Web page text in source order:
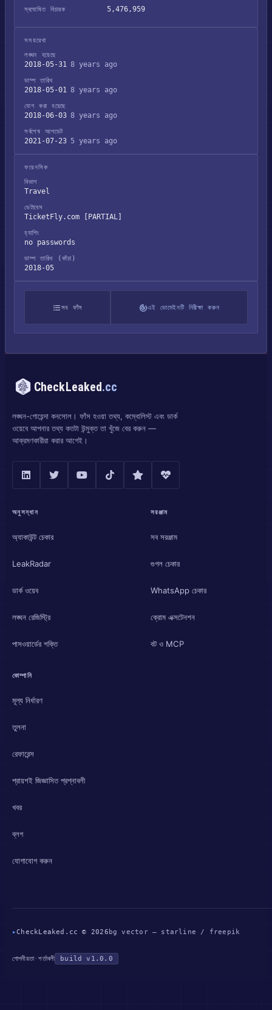
স্বঘোষিত বিচারক 5,476,959
সময়রেখা
লঙ্ঘন হয়েছে
2018-05-31 8 years ago
ডাম্প তারিখ
2018-05-01 8 years ago
যোগ করা হয়েছে
2018-06-03 8 years ago
সর্বশেষ আপডেট
2021-07-23 5 years ago
ফরেনসিক
বিভাগ
Travel
ডেটাবেস
TicketFly.com [PARTIAL]
হ্যাশিং
no passwords
ডাম্প তারিখ (কাঁচা)
2018-05
সব ফাঁস এই ডোমেইনটি নিরীক্ষা করুন
CheckLeaked.cc
লঙ্ঘন-গোয়েন্দা কনসোল। ফাঁস হওয়া তথ্য, কম্বোলিস্ট এবং ডার্ক
ওয়েবে আপনার তথ্য কতটা উন্মুক্ত তা খুঁজে বের করুন —
আক্রমণকারীরা করার আগেই।
অনুসন্ধান
অ্যাকাউন্ট চেকার
LeakRadar
ডার্ক ওয়েব
লঙ্ঘন রেজিস্ট্রি
পাসওয়ার্ডের শক্তি
সরঞ্জাম
সব সরঞ্জাম
গুগল চেকার
WhatsApp চেকার
ক্রোম এক্সটেনশন
বট ও MCP
কোম্পানি
মূল্য নির্ধারণ
তুলনা
রেফারেন্স
প্রায়শই জিজ্ঞাসিত প্রশ্নাবলী
খবর
ব্লগ
যোগাযোগ করুন
▸CheckLeaked.cc © 2026 bg vector — starline / freepik
গোপনীয়তা ·শর্তাবলী build v1.0.0